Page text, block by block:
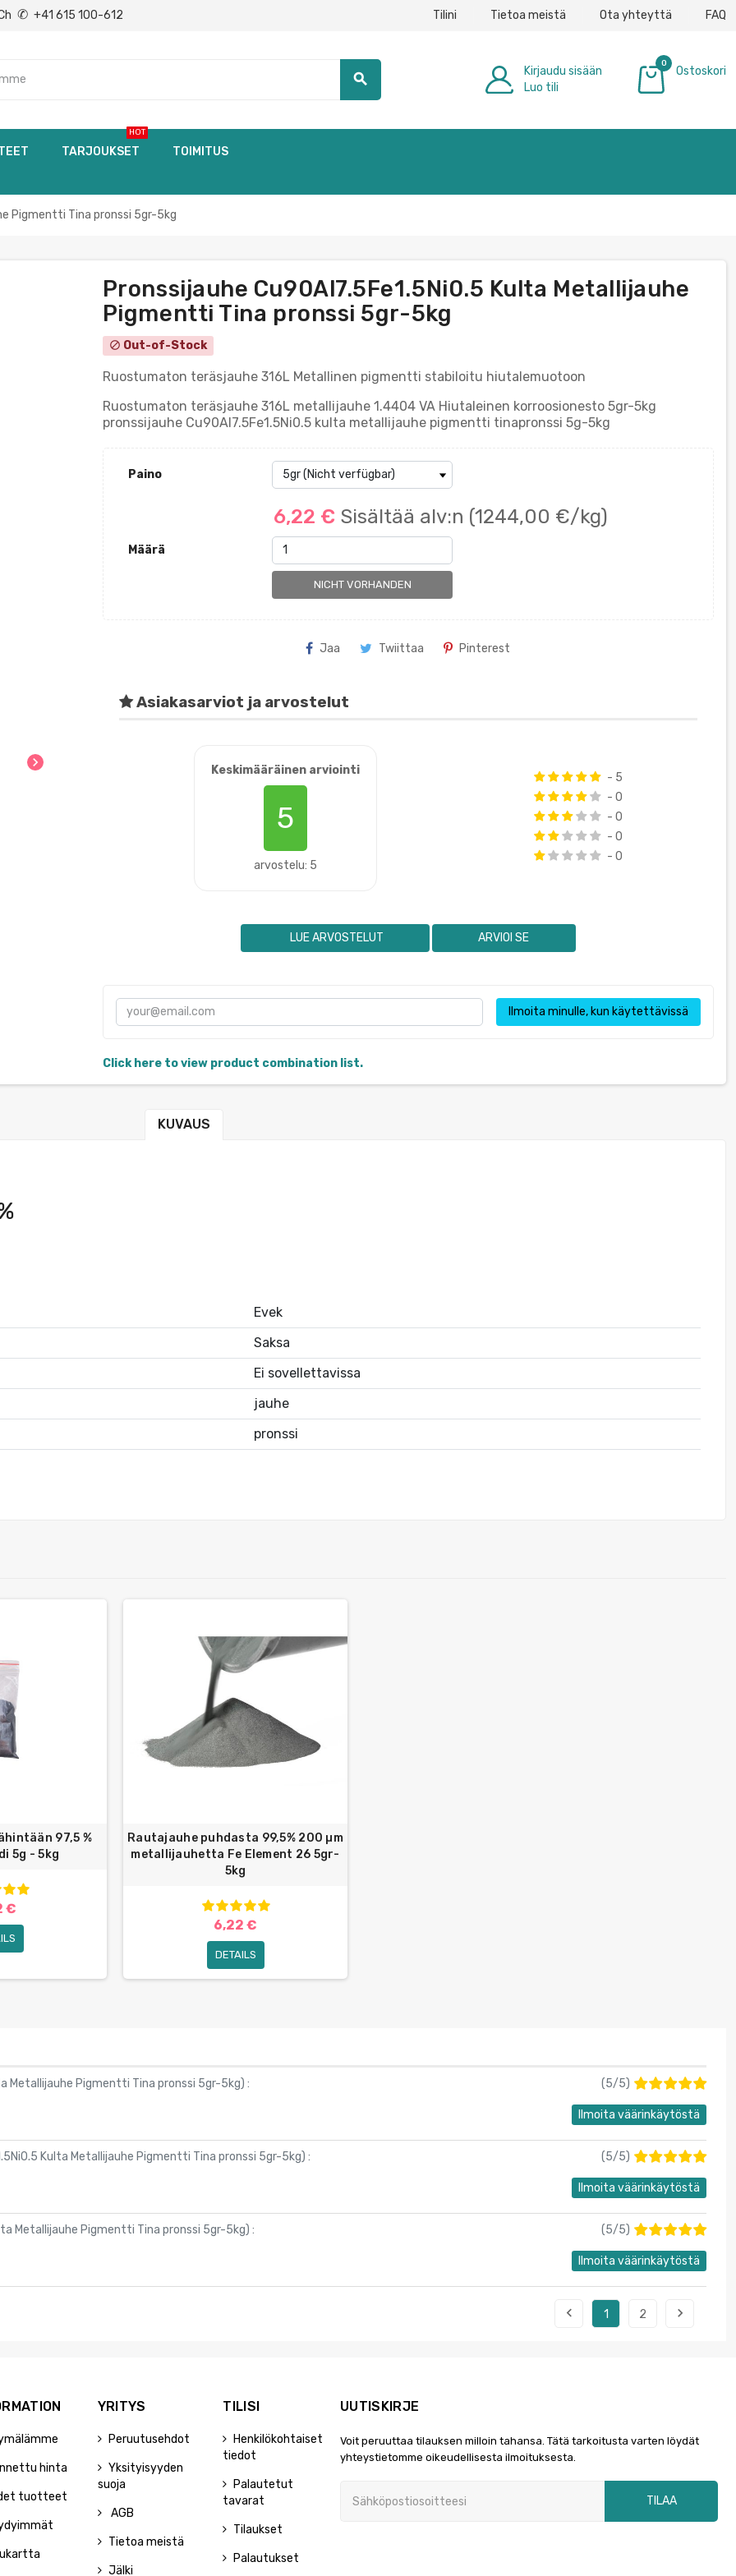
✆ +41 615 100-612 Tilini Tietoa meistä Ota yhteyttä FAQ
search
Kirjaudu sisään
Luo tili
0
Ostoskori
TARJOUKSET
HOT
TOIMITUS
Pigmentti Tina pronssi 5gr-5kg
chevron_right
Pronssijauhe Cu90Al7.5Fe1.5Ni0.5 Kulta Metallijauhe
Pigmentti Tina pronssi 5gr-5kg
block Out-of-Stock
Ruostumaton teräsjauhe 316L Metallinen pigmentti stabiloitu hiutalemuotoon
Ruostumaton teräsjauhe 316L metallijauhe 1.4404 VA Hiutaleinen korroosionesto 5gr-5kg
pronssijauhe Cu90Al7.5Fe1.5Ni0.5 kulta metallijauhe pigmentti tinapronssi 5g-5kg
Paino
6,22 € Sisältää alv:n (1244,00 €/kg)
Määrä
NICHT VORHANDEN
Jaa Twiittaa Pinterest
Asiakasarviot ja arvostelut
Keskimääräinen arviointi
5
arvostelu: 5
- 5
- 0
- 0
- 0
- 0
LUE ARVOSTELUT ARVIOI SE
Ilmoita minulle, kun käytettävissä
Click here to view product combination list.
KUVAUS
Evek
Saksa
Ei sovellettavissa
jauhe
pronssi
97,5 %
5g - 5kg
€
Rautajauhe puhdasta 99,5% 200 µm
metallijauhetta Fe Element 26 5gr-
5kg
6,22 €
DETAILS
Metallijauhe Pigmentti Tina pronssi 5gr-5kg) : (5/5)
Ilmoita väärinkäytöstä
Kulta Metallijauhe Pigmentti Tina pronssi 5gr-5kg) : (5/5)
Ilmoita väärinkäytöstä
Metallijauhe Pigmentti Tina pronssi 5gr-5kg) : (5/5)
Ilmoita väärinkäytöstä
 1 2 
hinta
tuotteet
YRITYS
Peruutusehdot
Yksityisyyden
suoja
AGB
Tietoa meistä
Jälki
TILISI
Henkilökohtaiset
tiedot
Palautetut
tavarat
Tilaukset
Palautukset
UUTISKIRJE
Voit peruuttaa tilauksen milloin tahansa. Tätä tarkoitusta varten löydät
yhteystietomme oikeudellisesta ilmoituksesta.
TILAA